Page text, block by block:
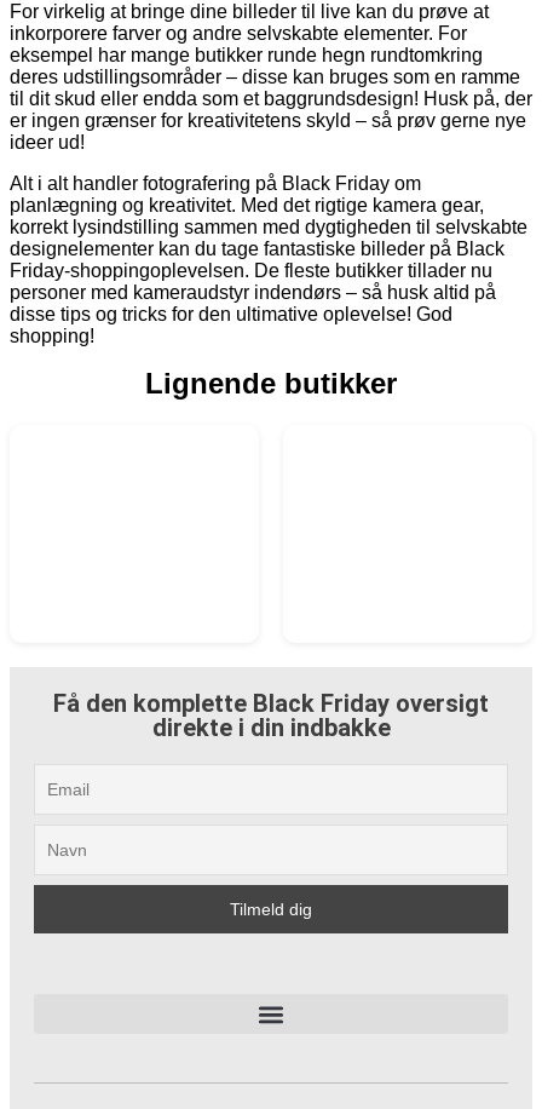
For virkelig at bringe dine billeder til live kan du prøve at
inkorporere farver og andre selvskabte elementer. For
eksempel har mange butikker runde hegn rundtomkring
deres udstillingsområder – disse kan bruges som en ramme
til dit skud eller endda som et baggrundsdesign! Husk på, der
er ingen grænser for kreativitetens skyld – så prøv gerne nye
ideer ud!
Alt i alt handler fotografering på Black Friday om
planlægning og kreativitet. Med det rigtige kamera gear,
korrekt lysindstilling sammen med dygtigheden til selvskabte
designelementer kan du tage fantastiske billeder på Black
Friday-shoppingoplevelsen. De fleste butikker tillader nu
personer med kameraudstyr indendørs – så husk altid på
disse tips og tricks for den ultimative oplevelse! God
shopping!
Lignende butikker
Få den komplette Black Friday oversigt
direkte i din indbakke